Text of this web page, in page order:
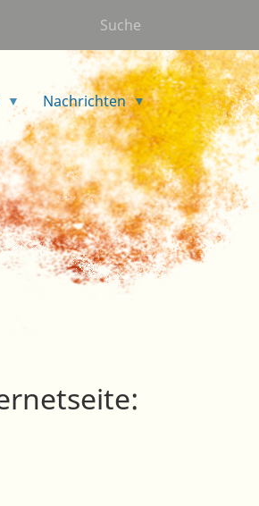
Suche
Nachrichten